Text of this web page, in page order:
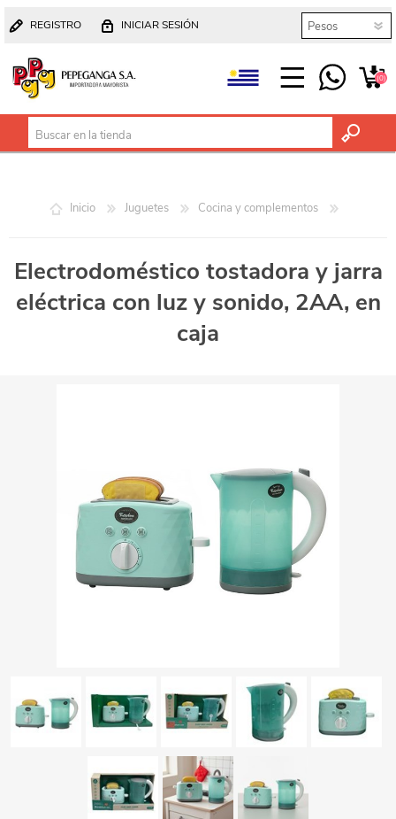
REGISTRO INICIAR SESIÓN
(0)
Inicio Juguetes Cocina y complementos
Electrodoméstico tostadora y jarra
eléctrica con luz y sonido, 2AA, en
caja